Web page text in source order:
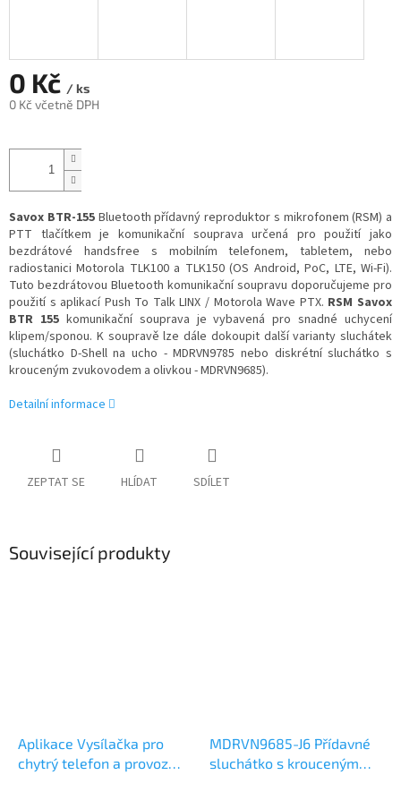
0 Kč / ks
0 Kč včetně DPH
cena:
Savox BTR-155Bluetooth přídavný reproduktor s mikrofonem (RSM) a
PTT tlačítkem je komunikační souprava určená pro použití jako
bezdrátové handsfree s mobilním telefonem, tabletem, nebo
radiostanici Motorola TLK100 a TLK150 (OS Android, PoC, LTE, Wi-Fi).
Tuto bezdrátovou Bluetooth komunikační soupravu doporučujeme pro
použití s aplikací Push To Talk LINX / Motorola Wave PTX. RSM Savox
BTR 155komunikační souprava je vybavená pro snadné uchycení
klipem/sponou. K soupravě lze dále dokoupit další varianty sluchátek
(sluchátko D-Shell na ucho -MDRVN9785nebo diskrétní sluchátko s
krouceným zvukovodem a olivkou -MDRVN9685).
Detailní informace
ZEPTAT SE HLÍDAT SDÍLET
Související produkty
Aplikace Vysílačka pro
chytrý telefon a provoz
MDRVN9685-J6 Přídavné
sluchátko s krouceným